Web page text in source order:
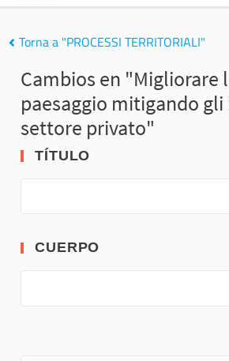
Torna a "PROCESSI TERRITORIALI"
Cambios en "Migliorare
paesaggio mitigando
settore privato"
TÍTULO
CUERPO